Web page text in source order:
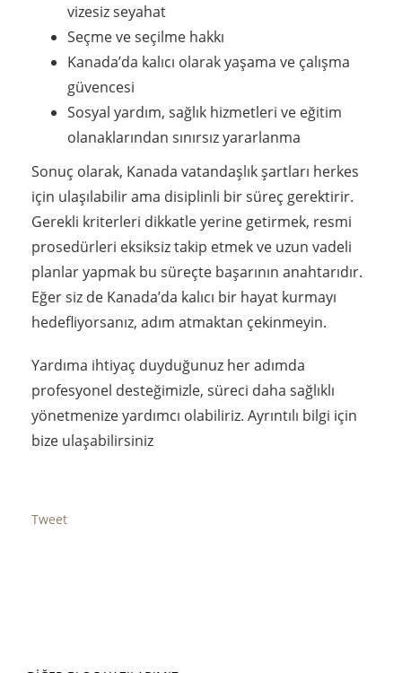
vizesiz seyahat
Seçme ve seçilme hakkı
Kanada’da kalıcı olarak yaşama ve çalışma
güvencesi
Sosyal yardım, sağlık hizmetleri ve eğitim
olanaklarından sınırsız yararlanma
Sonuç olarak, Kanada vatandaşlık şartları herkes
için ulaşılabilir ama disiplinli bir süreç gerektirir.
Gerekli kriterleri dikkatle yerine getirmek, resmi
prosedürleri eksiksiz takip etmek ve uzun vadeli
planlar yapmak bu süreçte başarının anahtarıdır.
Eğer siz de Kanada’da kalıcı bir hayat kurmayı
hedefliyorsanız, adım atmaktan çekinmeyin.
Yardıma ihtiyaç duyduğunuz her adımda
profesyonel desteğimizle, süreci daha sağlıklı
yönetmenize yardımcı olabiliriz. Ayrıntılı bilgi için
bize ulaşabilirsiniz
Tweet